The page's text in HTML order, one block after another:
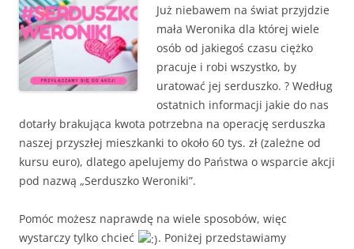
Już niebawem na świat przyjdzie
mała Weronika dla której wiele
osób od jakiegoś czasu ciężko
pracuje i robi wszystko, by
uratować jej serduszko. ? Według
ostatnich informacji jakie do nas
dotarły brakująca kwota potrzebna na operację serduszka
naszej przyszłej mieszkanki to około 60 tys. zł (zależne od
kursu euro), dlatego apelujemy do Państwa o wsparcie akcji
pod nazwą „Serduszko Weroniki”.
Pomóc możesz naprawdę na wiele sposobów, więc
wystarczy tylko chcieć
. Poniżej przedstawiamy